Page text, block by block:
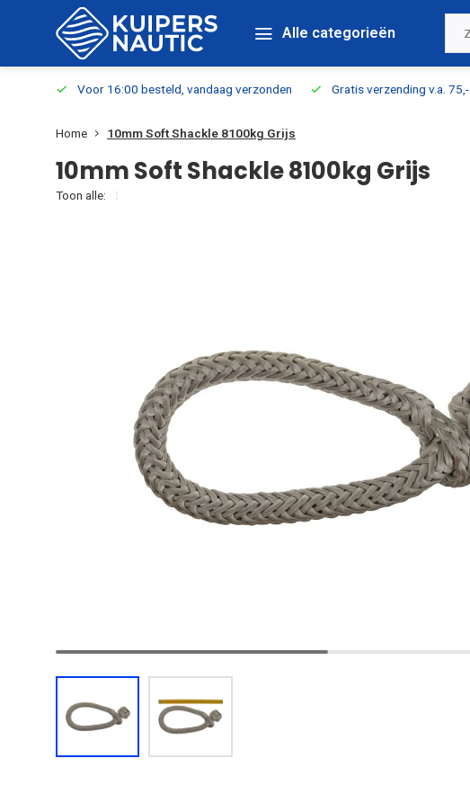
Alle categorieën
Voor 16:00 besteld, vandaag verzonden Gratis verzending v.a. 75,-
Home 10mm Soft Shackle 8100kg Grijs
10mm Soft Shackle 8100kg Grijs
Toon alle: